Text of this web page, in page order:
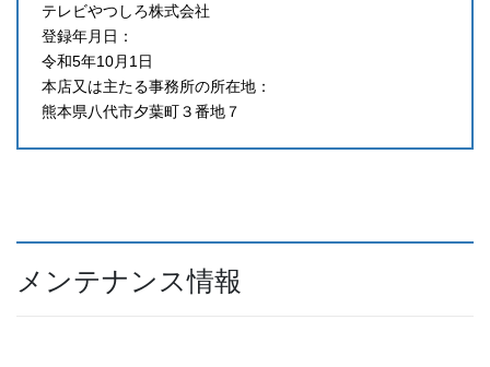
テレビやつしろ株式会社
登録年月日：
令和5年10月1日
本店又は主たる事務所の所在地：
熊本県八代市夕葉町３番地７
メンテナンス情報